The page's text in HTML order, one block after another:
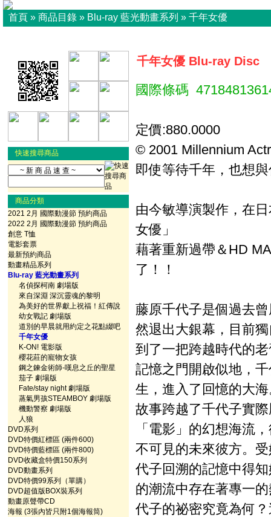
首頁 » 商品目錄 » Blu-ray 藍光動畫系列 » 千年女優
快速搜尋商品
商品分類
2021 2月 國際動漫節 預約商品
2022 2月 國際動漫節 預約商品
創意 T恤
電影套票
最新預約商品
動畫精品系列
Blu-ray 藍光動畫系列
名偵探柯南 劇場版
來自深淵 深沉靈魂的黎明
為美好的世界獻上祝福！紅傳說
幼女戰記 劇場版
道別的早晨就用約定之花點綴吧
千年女優
K-ON! 電影版
櫻花莊的寵物女孩
鋼之鍊金術師-嘆息之丘的聖星
茄子 劇場版
Fate/stay night 劇場版
蒸氣男孩STEAMBOY 劇場版
機動警察 劇場版
人狼
DVD系列
DVD特價紅標區 (兩件600)
DVD特價藍標區 (兩件800)
DVD收藏盒特價150系列
DVD動畫系列
DVD特價99系列（單購）
DVD超值版BOX裝系列
動畫原聲帶CD
海報 (3張內皆只附1個海報筒)
千年女優 Blu-ray Disc
國際條碼
定價:880.0000
© 2001 Millennium
即使等待千年，也想
由今敏導演製作，在
女優」
藉著重新過帶＆HD
了！！
藤原千代子是個過去
然退出大銀幕，目前
到了一把跨越時代的
記憶之門開啟似地，
生，進入了回憶的大
故事跨越了千代子實
「電影」的幻想海流
不可見的未來彼方。
代子回溯的記憶中得
的潮流中存在著專一
代子的祕密究竟為何